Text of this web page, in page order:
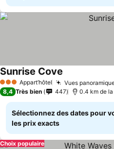
3 ÉtoilesAppart’hôtel Vues
Sunrise Cove
8,4 Très bien 447 0.4 km de
Sélectionnez des dates pour
les prix exacts
Choix populaire